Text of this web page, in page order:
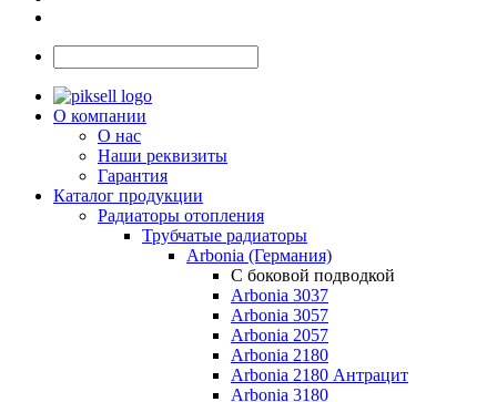
О компании
О нас
Наши реквизиты
Гарантия
Каталог продукции
Радиаторы отопления
Трубчатые радиаторы
Arbonia (Германия)
С боковой подводкой
Arbonia 3037
Arbonia 3057
Arbonia 2057
Arbonia 2180
Arbonia 2180 Антрацит
Arbonia 3180